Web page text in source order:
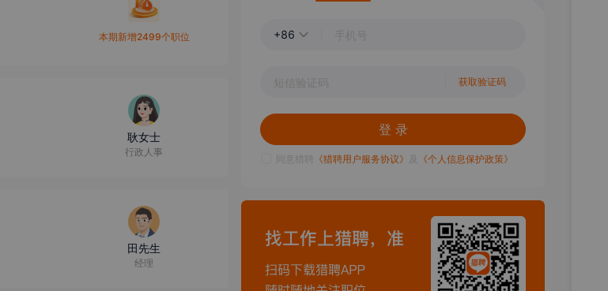
本期新增2499个职位
耿女士
行政人事
田先生
经理
+86
获取验证码
登 录
同意猎聘 《猎聘用户服务协议》 及 《个人信息保护政策》